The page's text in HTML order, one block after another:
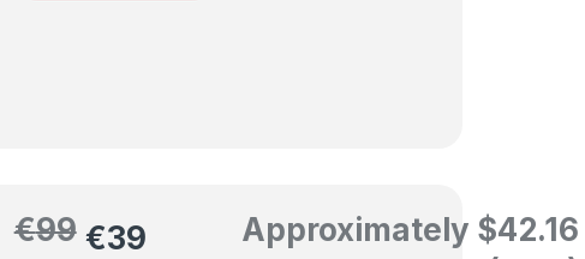
€99 €39 Approximately $42.16